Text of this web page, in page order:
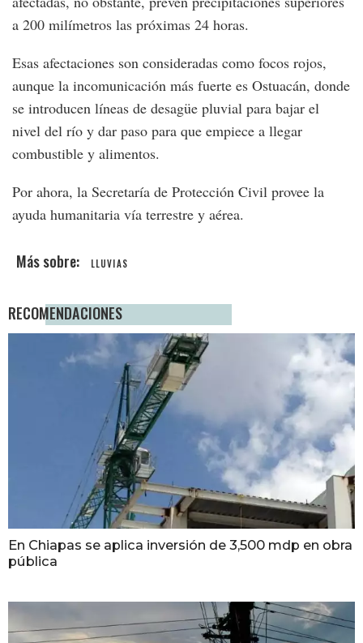
a 200 milímetros las próximas 24 horas.
Esas afectaciones son consideradas como focos rojos,
aunque la incomunicación más fuerte es Ostuacán, donde
se introducen líneas de desagüe pluvial para bajar el
nivel del río y dar paso para que empiece a llegar
combustible y alimentos.
Por ahora, la Secretaría de Protección Civil provee la
ayuda humanitaria vía terrestre y aérea.
LLUVIAS
RECOMENDACIONES
En Chiapas se aplica inversión de 3,500 mdp en obra
pública